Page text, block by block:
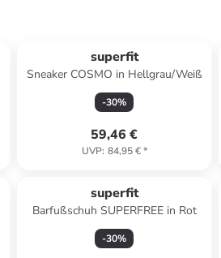
superfit
Sneaker COSMO in Hellgrau/Weiß
-30%
59,46 €
UVP: 84,95 €*
superfit
Barfußschuh SUPERFREE in Rot
-30%